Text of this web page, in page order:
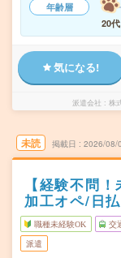
年齢層
20代
気になる!
派遣会社 株
未読 掲載日 2026/08/
【経験不問
加工オペ/日
職種未経験OK 交
派遣